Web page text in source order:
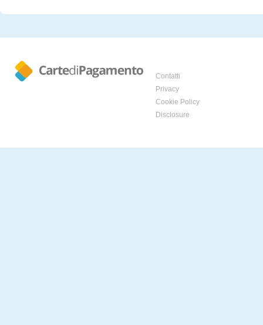
Contatti
Privacy
Cookie Policy
Disclosure